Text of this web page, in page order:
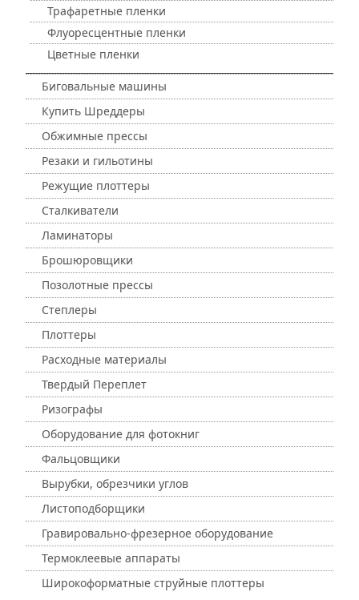
Трафаретные пленки
Флуоресцентные пленки
Цветные пленки
Биговальные машины
Купить Шреддеры
Обжимные прессы
Резаки и гильотины
Режущие плоттеры
Сталкиватели
Ламинаторы
Брошюровщики
Позолотные прессы
Степлеры
Плоттеры
Расходные материалы
Твердый Переплет
Ризографы
Оборудование для фотокниг
Фальцовщики
Вырубки, обрезчики углов
Листоподборщики
Гравировально-фрезерное оборудование
Термоклеевые аппараты
Широкоформатные струйные плоттеры